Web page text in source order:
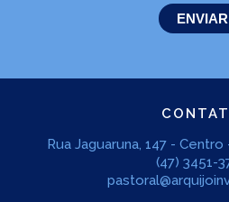
Rua Jaguaruna, 147 -
(47) 3451-